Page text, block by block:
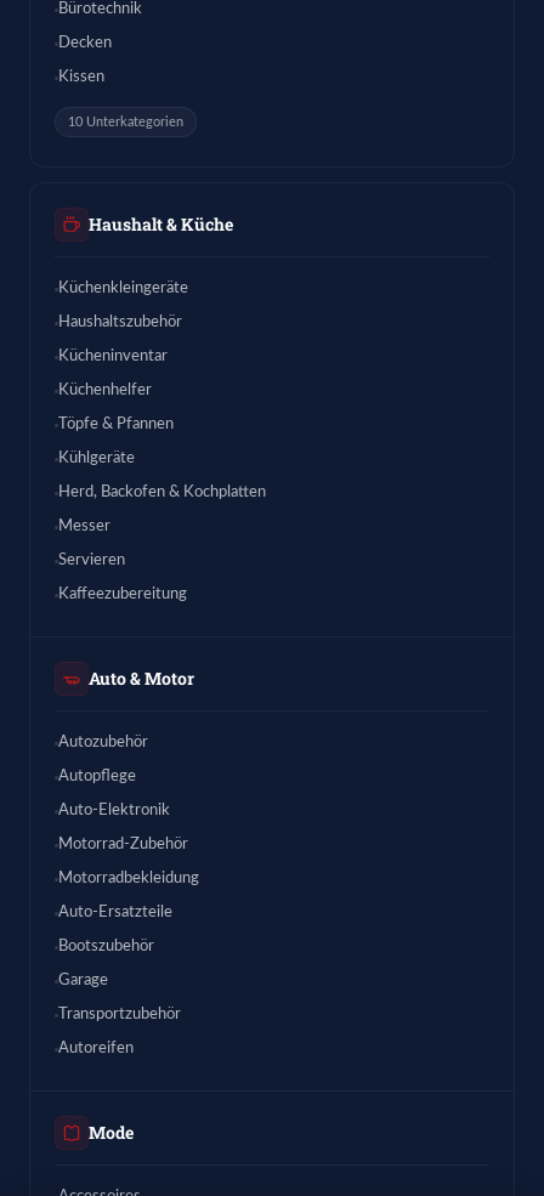
Bürotechnik
Decken
Kissen
10 Unterkategorien
Haushalt & Küche
Küchenkleingeräte
Haushaltszubehör
Kücheninventar
Küchenhelfer
Töpfe & Pfannen
Kühlgeräte
Herd, Backofen & Kochplatten
Messer
Servieren
Kaffeezubereitung
Auto & Motor
Autozubehör
Autopflege
Auto-Elektronik
Motorrad-Zubehör
Motorradbekleidung
Auto-Ersatzteile
Bootszubehör
Garage
Transportzubehör
Autoreifen
Mode